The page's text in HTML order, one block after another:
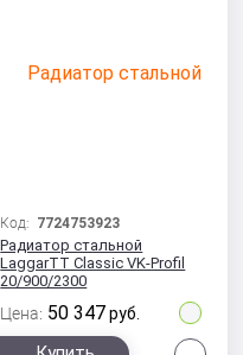
Код: 7724753923
Радиатор стальной
LaggarTT Classic VK-Profil
20/900/2300
Цена: 50 347 руб.